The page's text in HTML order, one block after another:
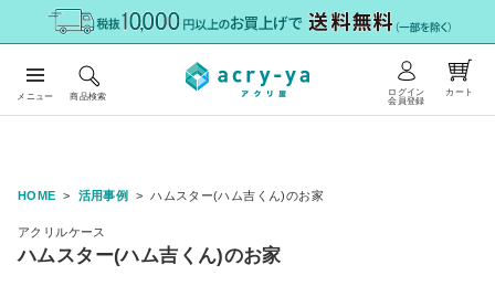
メニュー 商品検索
ログイン
会員登録
カート
HOME 活用事例 ハムスター(ハム吉くん)のお家
アクリルケース
ハムスター(ハム吉くん)のお家